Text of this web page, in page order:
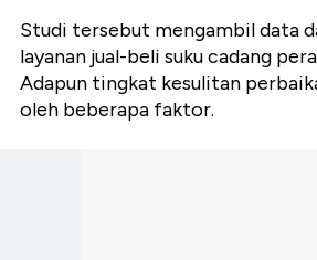
Studi tersebut mengambil data
layanan jual-beli suku cadang
Adapun tingkat kesulitan
oleh beberapa faktor.